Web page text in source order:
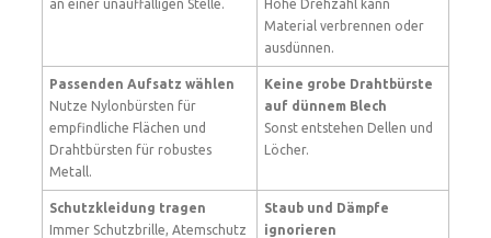
an einer unauffälligen Stelle.
Hohe Drehzahl kann
Material verbrennen oder
ausdünnen.
Passenden Aufsatz wählen
Nutze Nylonbürsten für
empfindliche Flächen und
Drahtbürsten für robustes
Metall.
Keine grobe Drahtbürste
auf dünnem Blech
Sonst entstehen Dellen und
Löcher.
Schutzkleidung tragen
Immer Schutzbrille, Atemschutz
Staub und Dämpfe
ignorieren